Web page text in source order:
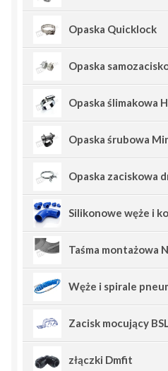
Opaska Quicklock
Opaska
Opaska ślimakowa
Opaska śrubowa
Opaska zaciskowa
Silikonowe węże i
Taśma montażowa
Węże i spirale
Zacisk mocujący
złączki Dmfit